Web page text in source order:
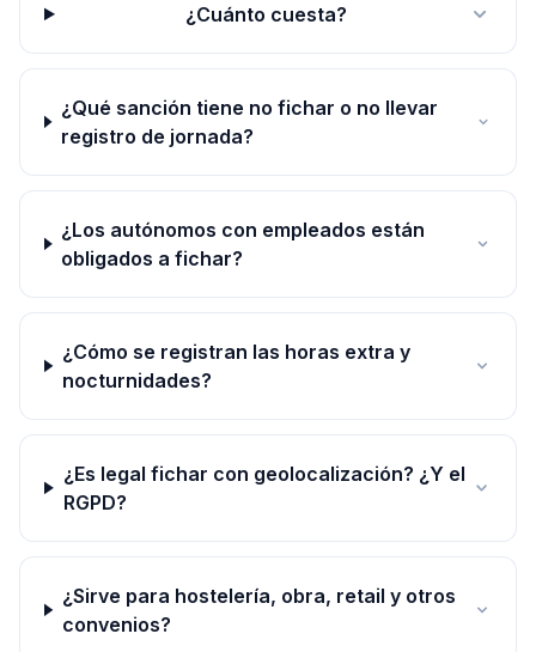
¿Cuánto cuesta?
¿Qué sanción tiene no fichar o no llevar
registro de jornada?
¿Los autónomos con empleados están
obligados a fichar?
¿Cómo se registran las horas extra y
nocturnidades?
¿Es legal fichar con geolocalización? ¿Y el
RGPD?
¿Sirve para hostelería, obra, retail y otros
convenios?